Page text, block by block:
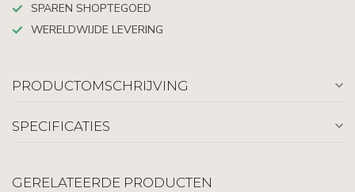
SPAREN SHOPTEGOED
WERELDWIJDE LEVERING
PRODUCTOMSCHRIJVING
SPECIFICATIES
GERELATEERDE PRODUCTEN